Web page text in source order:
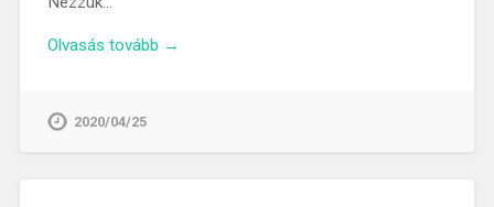
Olvasás tovább →
2020/04/25